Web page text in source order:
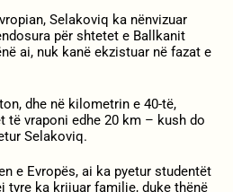
Selakoviq ka nënvizuar
për shtetet e Ballkanit
ai, nuk kanë ekzistuar në fazat e
dhe në kilometrin e 40-të,
të vraponi edhe 20 km – kush do
Selakoviq.
e Evropës, ai ka pyetur studentët
tyre ka krijuar familje, duke thënë